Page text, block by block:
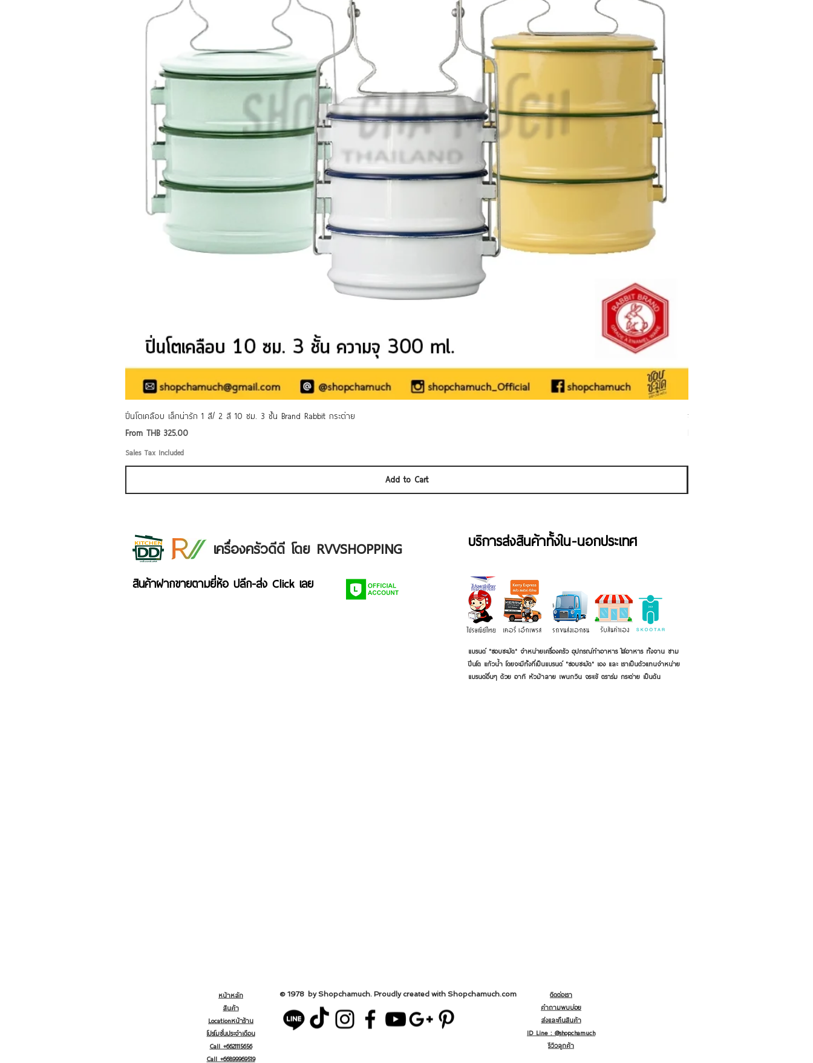
ปิ่นโตเคลือบ เล็กน่ารัก 1 สี/ 2 สี 10 ซม. 3 ชั้น Brand Rabbit กระต่าย
From THB 325.00
Sale Price
Sales Tax Included
Add to Cart
ชามเคลือบ Enamel Food grade ล
เครื่องครัวดีดี โดย RVVSHOPPING
สินค้าฝากขายตามยี่ห้อ ปลีก-ส่ง Click เลย
บริการส่งสินค้าทั้งใน-นอกประเทศ
แบรนด์ "ชอบชะมัด" จำหน่ายเครื่องครัว อุปกรณ์ทำอาหาร ใส่อาหาร ทั้งจาน ชาม
ปิ่นโต แก้วน้ำ โดยจะมีทั้งที่เป็นแบรนด์ "ชอบชะมัด" เอง และ เราเป็นตัวแทนจำหน่าย
แบรนด์อื่นๆ ด้วย อาทิ หัวม้าลาย เพนกวิน จระเข้ ตราร่ม กระต่าย เป็นต้น
หน้าหลัก
สินค้า
Locationหน้าร้าน
โปรโมชั่นประจำเดือน
Call +6621115656
Call +66899969519
ติดต่อเรา
คำถามพบบ่อย
ส่งและคืนสินค้า
ID Line : @shopchamuch
รีวิวลูกค้า
© 1978 by Shopchamuch. Proudly created with Shopchamuch.com